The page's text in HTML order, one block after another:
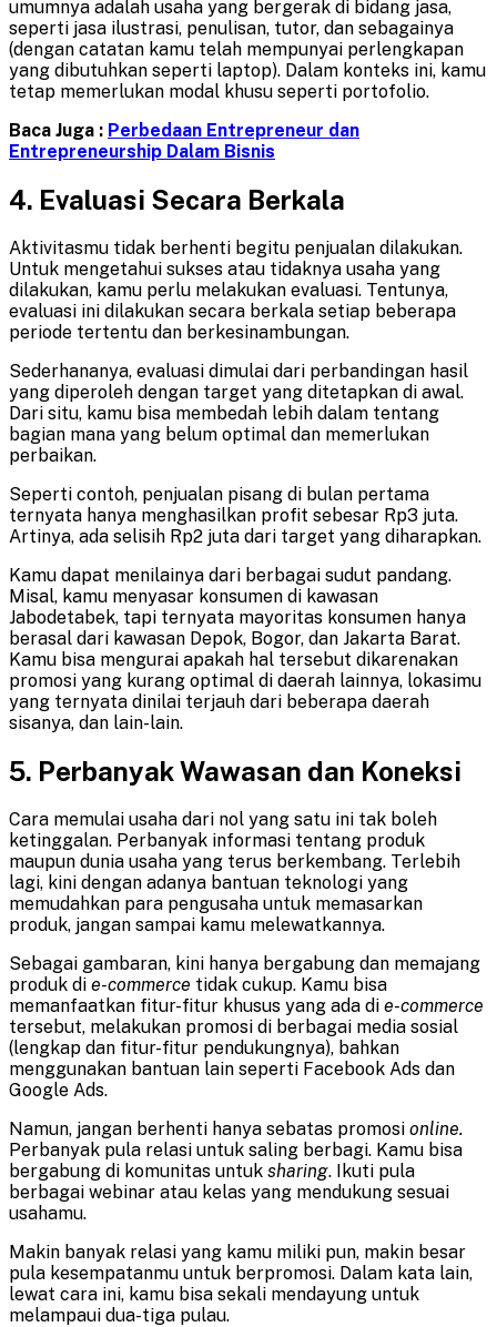
umumnya adalah usaha yang bergerak di bidang jasa,
seperti jasa ilustrasi, penulisan, tutor, dan sebagainya
(dengan catatan kamu telah mempunyai perlengkapan
yang dibutuhkan seperti laptop). Dalam konteks ini, kamu
tetap memerlukan modal khusu seperti portofolio.
Baca Juga : Perbedaan Entrepreneur dan
Entrepreneurship Dalam Bisnis
4. Evaluasi Secara Berkala
Aktivitasmu tidak berhenti begitu penjualan dilakukan.
Untuk mengetahui sukses atau tidaknya usaha yang
dilakukan, kamu perlu melakukan evaluasi. Tentunya,
evaluasi ini dilakukan secara berkala setiap beberapa
periode tertentu dan berkesinambungan.
Sederhananya, evaluasi dimulai dari perbandingan hasil
yang diperoleh dengan target yang ditetapkan di awal.
Dari situ, kamu bisa membedah lebih dalam tentang
bagian mana yang belum optimal dan memerlukan
perbaikan.
Seperti contoh, penjualan pisang di bulan pertama
ternyata hanya menghasilkan profit sebesar Rp3 juta.
Artinya, ada selisih Rp2 juta dari target yang diharapkan.
Kamu dapat menilainya dari berbagai sudut pandang.
Misal, kamu menyasar konsumen di kawasan
Jabodetabek, tapi ternyata mayoritas konsumen hanya
berasal dari kawasan Depok, Bogor, dan Jakarta Barat.
Kamu bisa mengurai apakah hal tersebut dikarenakan
promosi yang kurang optimal di daerah lainnya, lokasimu
yang ternyata dinilai terjauh dari beberapa daerah
sisanya, dan lain-lain.
5. Perbanyak Wawasan dan Koneksi
Cara memulai usaha dari nol yang satu ini tak boleh
ketinggalan. Perbanyak informasi tentang produk
maupun dunia usaha yang terus berkembang. Terlebih
lagi, kini dengan adanya bantuan teknologi yang
memudahkan para pengusaha untuk memasarkan
produk, jangan sampai kamu melewatkannya.
Sebagai gambaran, kini hanya bergabung dan memajang
produk di e-commerce tidak cukup. Kamu bisa
memanfaatkan fitur-fitur khusus yang ada di e-commerce
tersebut, melakukan promosi di berbagai media sosial
(lengkap dan fitur-fitur pendukungnya), bahkan
menggunakan bantuan lain seperti Facebook Ads dan
Google Ads.
Namun, jangan berhenti hanya sebatas promosi online.
Perbanyak pula relasi untuk saling berbagi. Kamu bisa
bergabung di komunitas untuk sharing. Ikuti pula
berbagai webinar atau kelas yang mendukung sesuai
usahamu.
Makin banyak relasi yang kamu miliki pun, makin besar
pula kesempatanmu untuk berpromosi. Dalam kata lain,
lewat cara ini, kamu bisa sekali mendayung untuk
melampaui dua-tiga pulau.